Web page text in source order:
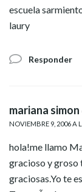
escuela
laury
Responder
mariana simon
NOVIEMBRE 9, 2006 A
hola!me llamo
gracioso y groso
graciosas.Yo te